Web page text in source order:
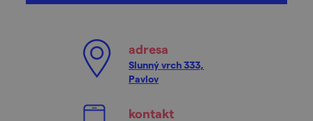
adresa
Slunný vrch 333,
Pavlov
kontakt